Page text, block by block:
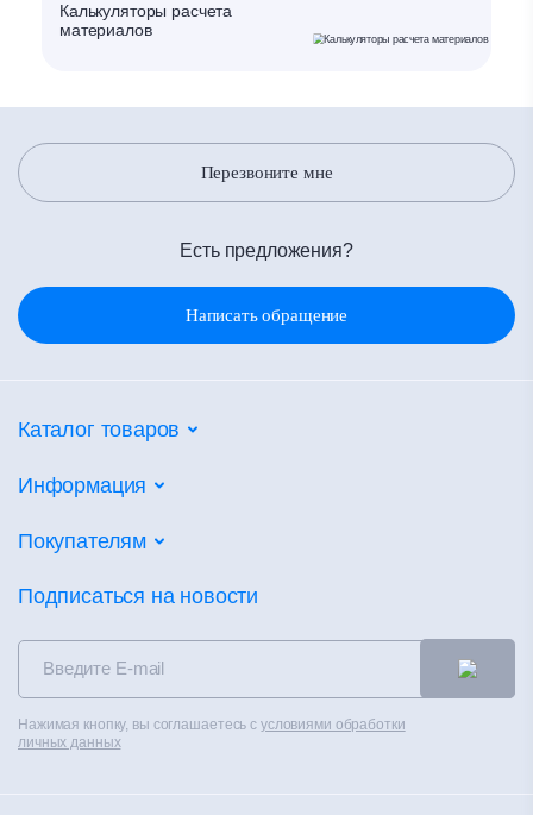
Калькуляторы расчета
материалов
Перезвоните мне
Есть предложения?
Написать обращение
Каталог товаров
Потолочные системы
Напольные покрытия
Фальшпол
Теплоизоляция
Чистые помещения
Вентилируемые фасады
Информация
Партнеры
Новости
Контакты
Контакты
Покупателям
Калькуляторы
Альбом технических решений
Каталоги
Полезное
Подписаться на новости
Нажимая кнопку, вы соглашаетесь с условиями обработки
личных данных